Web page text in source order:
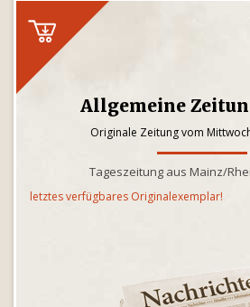
Allgemeine
Originale Zeitung vom
Tageszeitung aus Mainz/
letztes verfügbares Originalexemplar!